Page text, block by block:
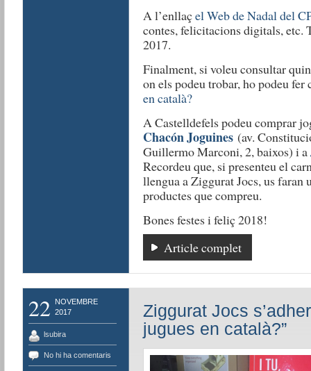
A l’enllaçel Web de Nadal del
contes, felicitacions digitals, etc.
2017.
Finalment, si voleu consultar
on els podeu trobar, ho podeu
en català?
A Castelldefels podeu comprar
Chacón Joguines(av.
Guillermo Marconi, 2, baixos) i a
Recordeu que, si presenteu el
llengua a Ziggurat Jocs, us faran
productes que compreu.
Bones festes i feliç 2018!
Article complet
22
NOVEMBRE
2017
lsubira
No hi ha comentaris
Ziggurat Jocs
jugues en català?”